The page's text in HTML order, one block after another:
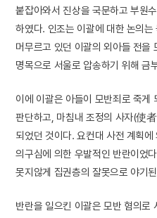
붙잡아와서 진상을 국문하고 부원
하였다. 인조는 이괄에 대한 논의
머무르고 있던 이괄의 외아들 전을
명목으로 서울로 압송하기 위해 금
이에 이괄은 아들이 모반죄로 죽게
판단하고, 마침내 조정의 사자(使
되었던 것이다. 요컨대 사전 계획
의구심에 의한 우발적인 반란이었
못지않게 집권층의 잘못으로 야기
반란을 일으킨 이괄은 모반 혐의로